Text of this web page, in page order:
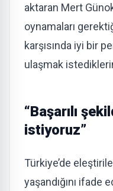
aktaran Mert
oynamaları
karşısında iyi bir
ulaşmak
“Başarılı
istiyoruz”
Türkiye’de
yaşandığını ifade